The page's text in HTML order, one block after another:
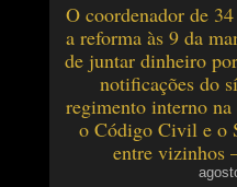
O coordenador de
a reforma às 9 da
de juntar dinheiro
notificações do
regimento interno
o Código Civil e o
entre vizinhos